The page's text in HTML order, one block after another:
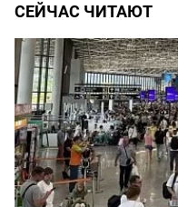
СЕЙЧАС ЧИТАЮТ